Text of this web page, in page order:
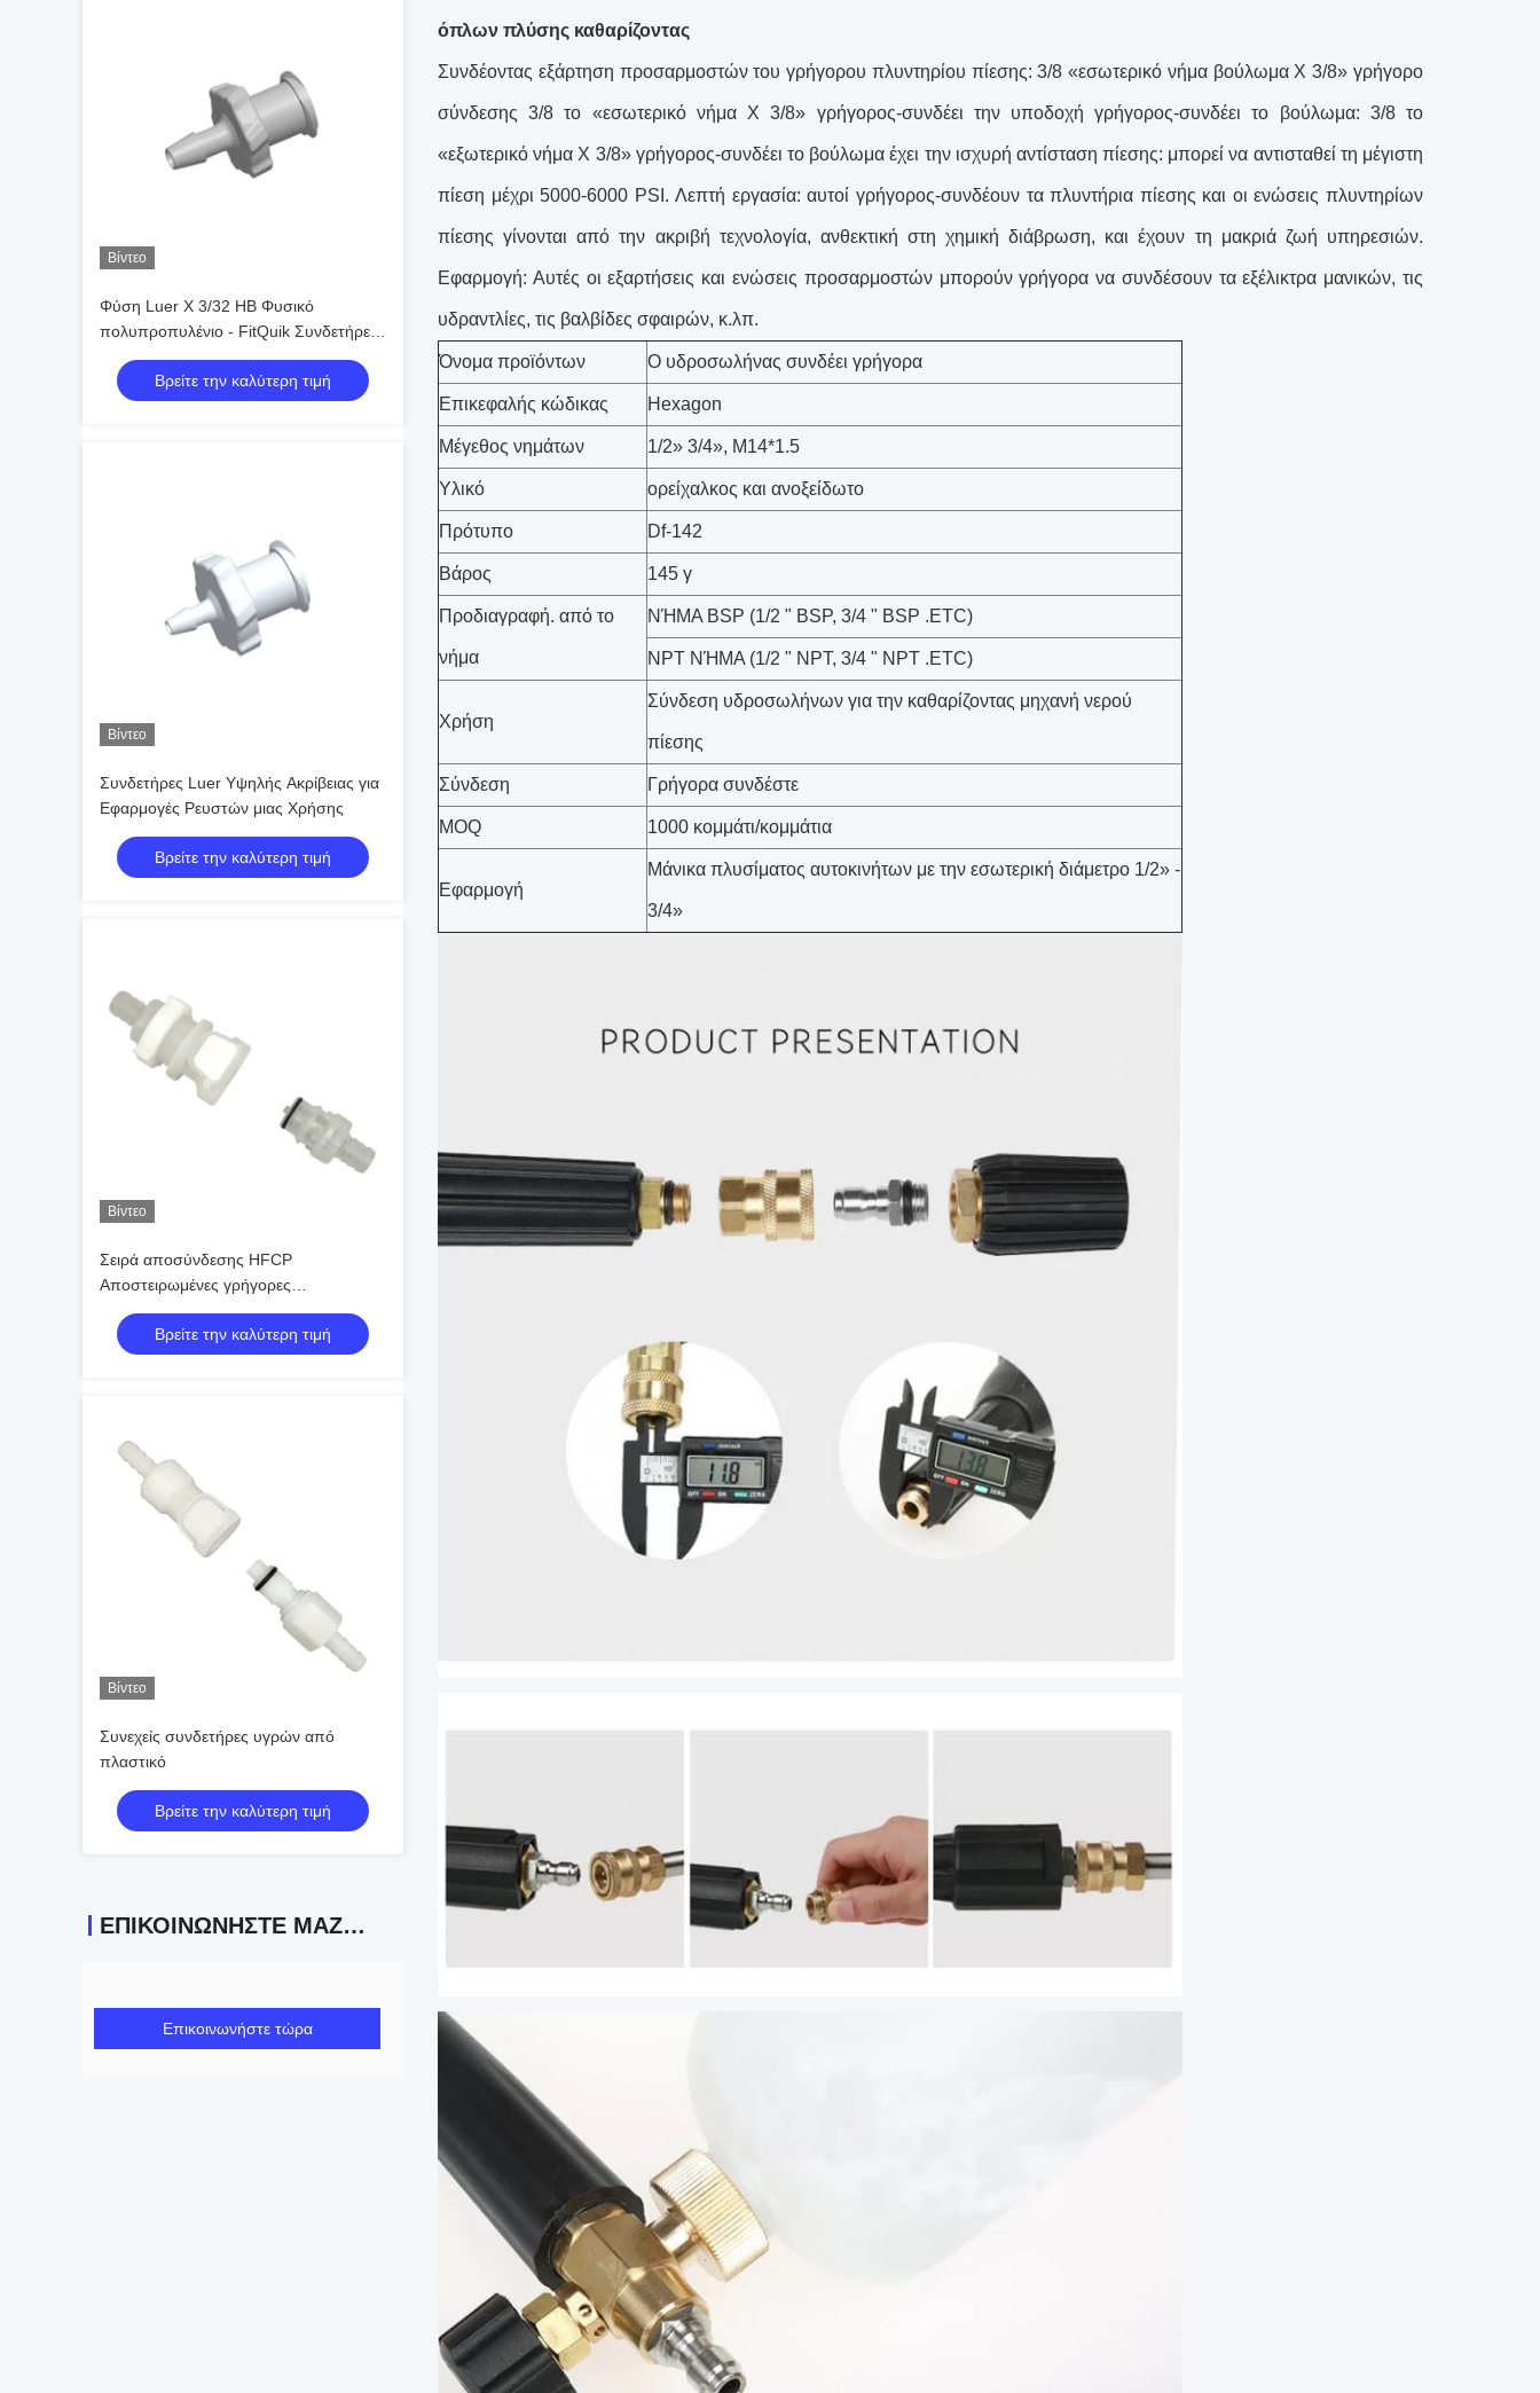
Βίντεο
Φύση Luer X 3/32 HB Φυσικό
πολυπροπυλένιο - FitQuik Συνδετήρες
& Εφοδιασμοί
Βρείτε την καλύτερη τιμή
Βίντεο
Συνδετήρες Luer Υψηλής Ακρίβειας για
Εφαρμογές Ρευστών μιας Χρήσης
Βρείτε την καλύτερη τιμή
Βίντεο
Σειρά αποσύνδεσης HFCP
Αποστειρωμένες γρήγορες
αποσυνδέσεις για Βιοφαρμακευτική &
Θεραπεία Κυττάρων
Βρείτε την καλύτερη τιμή
Βίντεο
Συνεχείς συνδετήρες υγρών από
πλαστικό
Βρείτε την καλύτερη τιμή
ΕΠΙΚΟΙΝΩΝΉΣΤΕ ΜΑΖΊ ΜΑΣ
Επικοινωνήστε τώρα
όπλων πλύσης καθαρίζοντας
Συνδέοντας εξάρτηση προσαρμοστών του γρήγορου πλυντηρίου πίεσης: 3/8 «εσωτερικό νήμα βούλωμα Χ 3/8» γρήγορο
σύνδεσης 3/8 το «εσωτερικό νήμα Χ 3/8» γρήγορος-συνδέει την υποδοχή γρήγορος-συνδέει το βούλωμα: 3/8 το
«εξωτερικό νήμα Χ 3/8» γρήγορος-συνδέει το βούλωμα έχει την ισχυρή αντίσταση πίεσης: μπορεί να αντισταθεί τη μέγιστη
πίεση μέχρι 5000-6000 PSI. Λεπτή εργασία: αυτοί γρήγορος-συνδέουν τα πλυντήρια πίεσης και οι ενώσεις πλυντηρίων
πίεσης γίνονται από την ακριβή τεχνολογία, ανθεκτική στη χημική διάβρωση, και έχουν τη μακριά ζωή υπηρεσιών.
Εφαρμογή: Αυτές οι εξαρτήσεις και ενώσεις προσαρμοστών μπορούν γρήγορα να συνδέσουν τα εξέλικτρα μανικών, τις
υδραντλίες, τις βαλβίδες σφαιρών, κ.λπ.
Όνομα προϊόντων Ο υδροσωλήνας συνδέει γρήγορα
Επικεφαλής κώδικας Hexagon
Μέγεθος νημάτων 1/2» 3/4», M14*1.5
Υλικό ορείχαλκος και ανοξείδωτο
Πρότυπο Df-142
Βάρος 145 γ
Προδιαγραφή. από το
νήμα
ΝΉΜΑ BSP (1/2 " BSP, 3/4 " BSP .ETC)
NPT ΝΉΜΑ (1/2 " NPT, 3/4 " NPT .ETC)
Χρήση
Σύνδεση υδροσωλήνων για την καθαρίζοντας μηχανή νερού
πίεσης
Σύνδεση Γρήγορα συνδέστε
MOQ 1000 κομμάτι/κομμάτια
Εφαρμογή
Μάνικα πλυσίματος αυτοκινήτων με την εσωτερική διάμετρο 1/2» -
3/4»